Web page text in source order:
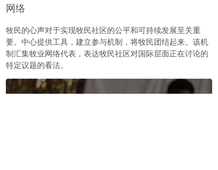
网络
牧民的心声对于实现牧民社区的公平和可持续发展至关重
要。中心提供工具，建立参与机制，将牧民团结起来。该机
制汇集牧业网络代表，表达牧民社区对国际层面正在讨论的
特定议题的看法。